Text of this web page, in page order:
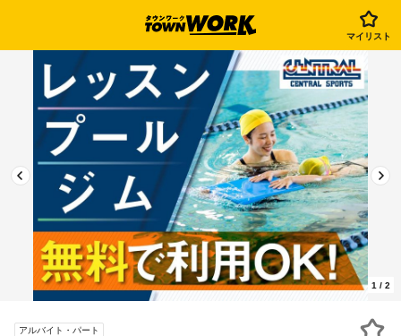
マイリスト
1 / 2
アルバイト・パート